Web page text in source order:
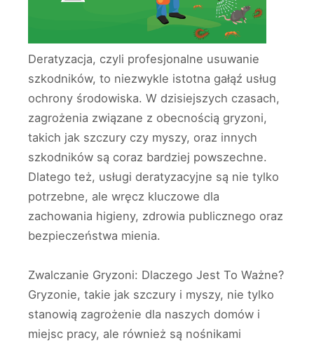
Deratyzacja, czyli profesjonalne usuwanie
szkodników, to niezwykle istotna gałąź usług
ochrony środowiska. W dzisiejszych czasach,
zagrożenia związane z obecnością gryzoni,
takich jak szczury czy myszy, oraz innych
szkodników są coraz bardziej powszechne.
Dlatego też, usługi deratyzacyjne są nie tylko
potrzebne, ale wręcz kluczowe dla
zachowania higieny, zdrowia publicznego oraz
bezpieczeństwa mienia.
Zwalczanie Gryzoni: Dlaczego Jest To Ważne?
Gryzonie, takie jak szczury i myszy, nie tylko
stanowią zagrożenie dla naszych domów i
miejsc pracy, ale również są nośnikami